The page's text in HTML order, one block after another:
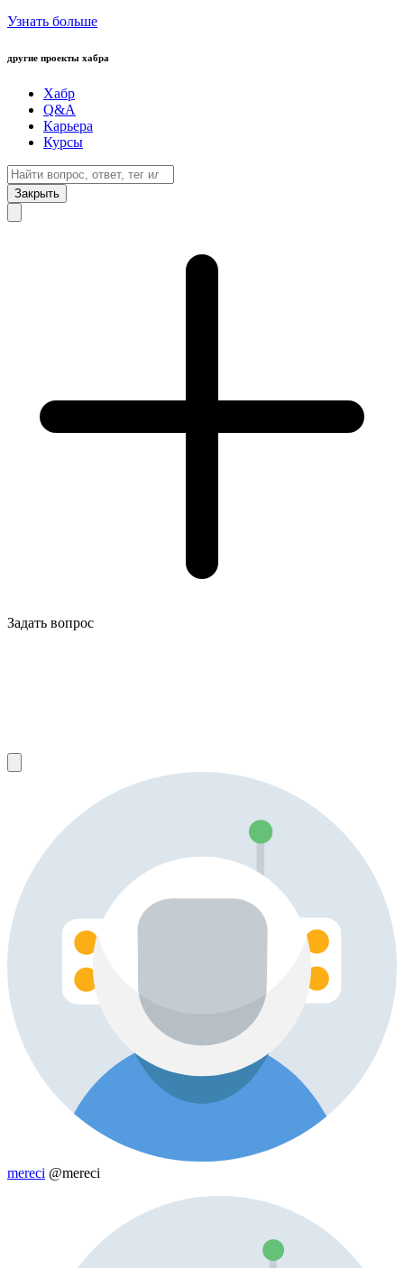
Узнать больше
другие проекты хабра
Хабр
Q&A
Карьера
Курсы
Закрыть
Задать вопрос
mereci @mereci